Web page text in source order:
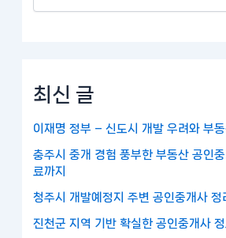
최신 글
이재명 정부 – 신도시 개발 우려와 부
충주시 중개 경험 풍부한 부동산 공인
료까지
청주시 개발예정지 주변 공인중개사 정
진천군 지역 기반 확실한 공인중개사